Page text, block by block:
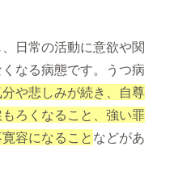
日常の活動に意欲や関
なる病態です。うつ病
や悲しみが続き、自尊
ろくなること、強い罪
容になること などがあ